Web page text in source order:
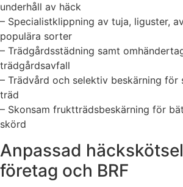
underhåll av häck
– Specialistklippning av tuja, liguster,
populära sorter
– Trädgårdsstädning samt
trädgårdsavfall
– Trädvård och selektiv beskärning för
träd
– Skonsam fruktträdsbeskärning för
skörd
Anpassad
företag och BRF